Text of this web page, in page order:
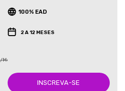
100% EAD
2 A 12 MESES
INSCREVA-SE